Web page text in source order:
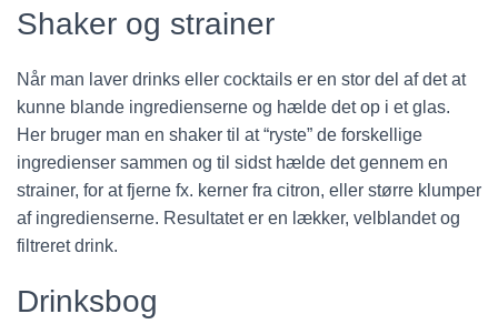
Shaker og strainer
Når man laver drinks eller cocktails er en stor del af det at
kunne blande ingredienserne og hælde det op i et glas.
Her bruger man en shaker til at “ryste” de forskellige
ingredienser sammen og til sidst hælde det gennem en
strainer, for at fjerne fx. kerner fra citron, eller større klumper
af ingredienserne. Resultatet er en lækker, velblandet og
filtreret drink.
Drinksbog